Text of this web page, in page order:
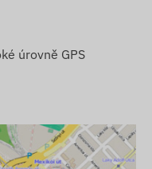
vodě, robustní
anténa
úrovně GPS